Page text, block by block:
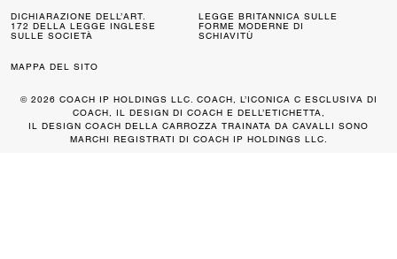
DICHIARAZIONE DELL’ART.
172 DELLA LEGGE INGLESE
SULLE SOCIETÀ
LEGGE BRITANNICA SULLE
FORME MODERNE DI
SCHIAVITÙ
MAPPA DEL SITO
© 2026 COACH IP HOLDINGS LLC. COACH, L’ICONICA C ESCLUSIVA DI
COACH, IL DESIGN DI COACH E DELL’ETICHETTA,
IL DESIGN COACH DELLA CARROZZA TRAINATA DA CAVALLI SONO
MARCHI REGISTRATI DI COACH IP HOLDINGS LLC.